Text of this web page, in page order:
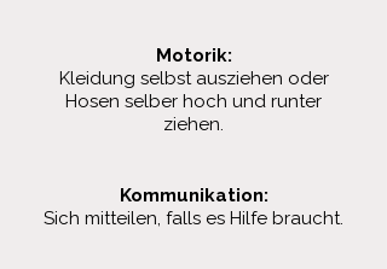
Motorik:
Kleidung selbst ausziehen oder
Hosen selber hoch und runter
ziehen.
Kommunikation:
Sich mitteilen, falls es Hilfe braucht.